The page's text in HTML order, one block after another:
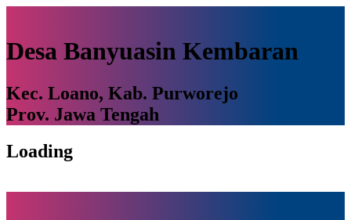
Desa Banyuasin Kembaran
Kec. Loano, Kab. Purworejo
Prov. Jawa Tengah
Loading